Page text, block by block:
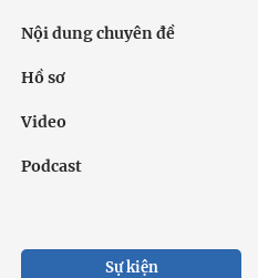
Nội dung chuyên đề
Hồ sơ
Video
Podcast
Sự kiện